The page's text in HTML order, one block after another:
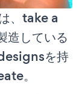
、take a
造している
を持
。